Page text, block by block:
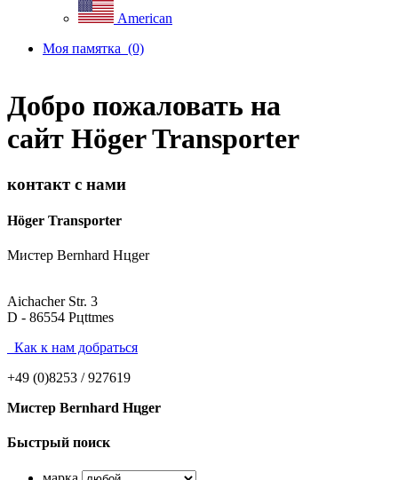
American
Моя памятка (0)
Добро пожаловать на
сайт Höger Transporter
контакт с нами
Höger Transporter
Мистер Bernhard Hцger
Aichacher Str. 3
D - 86554 Pцttmes
Как к нам добраться
+49 (0)8253 / 927619
Мистер Bernhard Hцger
Быстрый поиск